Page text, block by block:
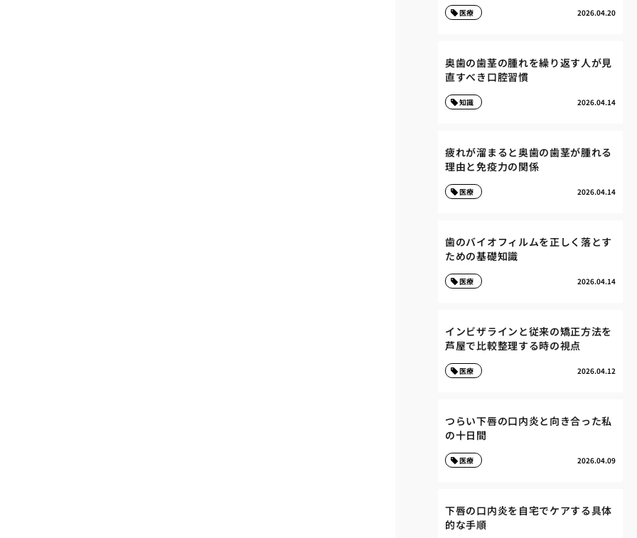
2026.04.20
医療
奥歯の歯茎の腫れを繰り返す人が見
直すべき口腔習慣
2026.04.14
知識
疲れが溜まると奥歯の歯茎が腫れる
理由と免疫力の関係
2026.04.14
医療
歯のバイオフィルムを正しく落とす
ための基礎知識
2026.04.14
医療
インビザラインと従来の矯正方法を
芦屋で比較整理する時の視点
2026.04.12
医療
つらい下唇の口内炎と向き合った私
の十日間
2026.04.09
医療
下唇の口内炎を自宅でケアする具体
的な手順